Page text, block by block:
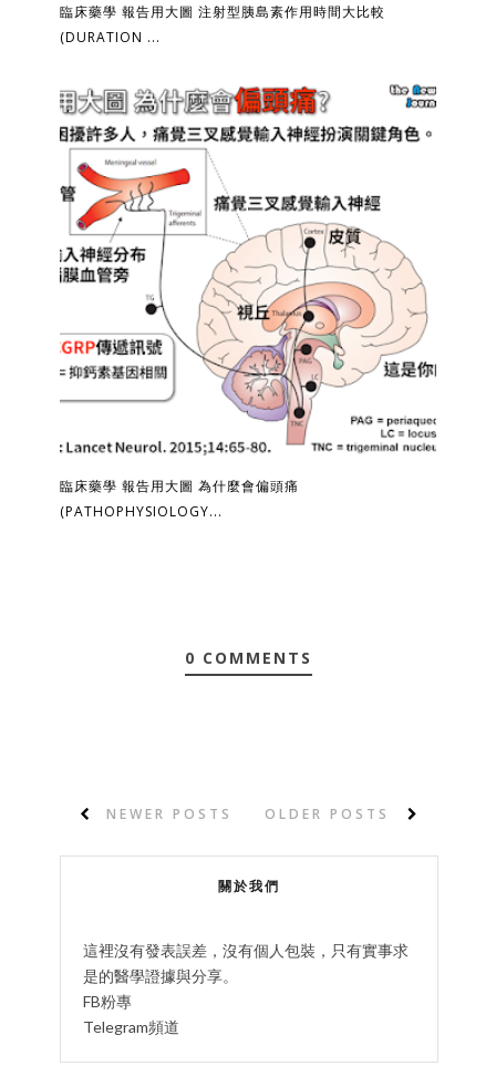
臨床藥學 報告用大圖 注射型胰島素作用時間大比較
(DURATION ...
臨床藥學 報告用大圖 為什麼會偏頭痛
(PATHOPHYSIOLOGY...
0 COMMENTS
NEWER POSTS OLDER POSTS
關於我們
這裡沒有發表誤差，沒有個人包裝，只有實事求
是的醫學證據與分享。
FB粉專
Telegram頻道